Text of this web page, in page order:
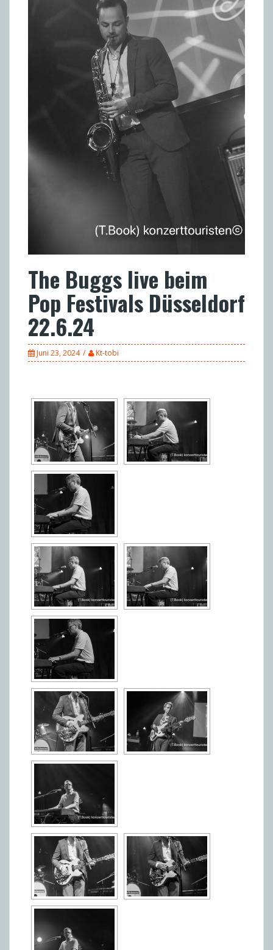
The Buggs live beim
Pop Festivals Düsseldorf
22.6.24
Juni 23, 2024 Kt-tobi